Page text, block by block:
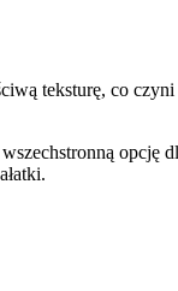
teksturę, co
opcję